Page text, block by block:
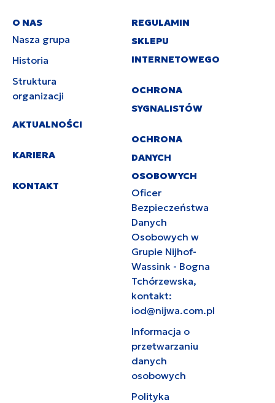
O NAS
Nasza grupa
Historia
Struktura
organizacji
AKTUALNOŚCI
KARIERA
KONTAKT
REGULAMIN
SKLEPU
INTERNETOWEGO
OCHRONA
SYGNALISTÓW
OCHRONA
DANYCH
OSOBOWYCH
Oficer
Bezpieczeństwa
Danych
Osobowych w
Grupie Nijhof-
Wassink - Bogna
Tchórzewska,
kontakt:
iod@nijwa.com.pl
Informacja o
przetwarzaniu
danych
osobowych
Polityka